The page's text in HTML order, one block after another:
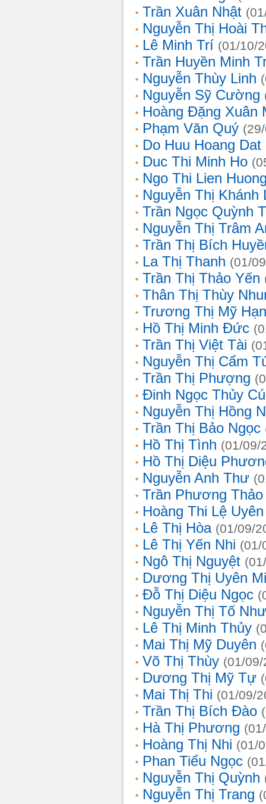
Trần Xuân Nhật
Nguyễn Thị Hoài
Lê Minh Trí (01/10/
Trần Huyền Minh
Nguyễn Thùy Linh
Nguyễn Sỹ Cường
Hoàng Đặng Xuân
Phạm Văn Quý
Do Huu Hoang Dat
Duc Thi Minh Ho
Ngo Thi Lien
Nguyễn Thị Khánh
Trần Ngọc Quỳnh
Nguyễn Thị Trâm
Trần Thị Bích
La Thị Thanh (01/
Trần Thị Thảo Yến
Thân Thị Thùy
Trương Thị Mỹ
Hồ Thị Minh Đức
Trần Thị Việt Tài
Nguyễn Thị Cẩm
Trần Thị Phượng
Đinh Ngọc Thủy
Nguyễn Thị Hồng
Trần Thị Bảo Ngọc
Hồ Thị Tình (01/09/
Hồ Thị Diệu
Nguyễn Anh Thư
Trần Phương Thảo
Hoàng Thi Lệ Uyên
Lê Thị Hòa (01/09/
Lê Thị Yến Nhi (01/
Ngô Thị Nguyệt
Dương Thị Uyên Mi
Đỗ Thị Diệu Ngọc
Nguyễn Thị Tố Như
Lê Thị Minh Thủy
Mai Thị Mỹ Duyên
Võ Thị Thùy (01/
Dương Thị Mỹ Tự
Mai Thị Thi (01/09/
Trần Thị Bích Đào
Hà Thị Phương
Hoàng Thị Nhi (01/
Phan Tiểu Ngọc
Nguyễn Thị Quỳnh
Nguyễn Thị Trang